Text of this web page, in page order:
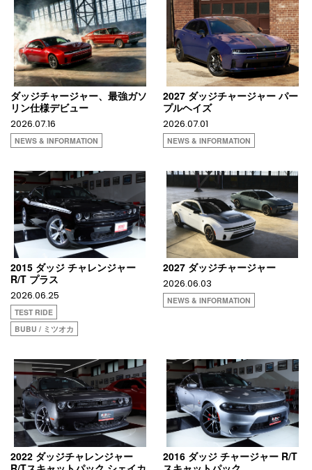
ダッジチャージャー、最強ガソ
リン仕様デビュー
2026.07.16
NEWS & INFORMATION
2027 ダッジチャージャー パー
プルヘイズ
2026.07.01
NEWS & INFORMATION
2015 ダッジ チャレンジャー
R/T プラス
2026.06.25
TEST RIDE
BUBU / ミツオカ
2027 ダッジチャージャー
2026.06.03
NEWS & INFORMATION
2022 ダッジチャレンジャー
2016 ダッジ チャージャー R/T